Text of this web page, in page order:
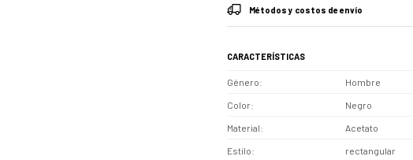
Métodos y costos de envío
CARACTERÍSTICAS
Género Hombre
Color Negro
Material Acetato
Estilo rectangular